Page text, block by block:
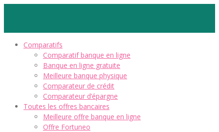
Comparatifs
Comparatif banque en ligne
Banque en ligne gratuite
Meilleure banque physique
Comparateur de crédit
Comparateur d’épargne
Toutes les offres bancaires
Meilleure offre banque en ligne
Offre Fortuneo